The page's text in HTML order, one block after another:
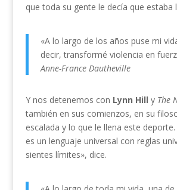
que toda su gente le decía que estaba
«A lo largo de los años puse mi
decir, transformé violencia en
Anne-France Dautheville
Y nos detenemos con Lynn Hill y The
también en sus comienzos, en su
escalada y lo que le llena este
es un lenguaje universal con reglas
sientes límites», dice.